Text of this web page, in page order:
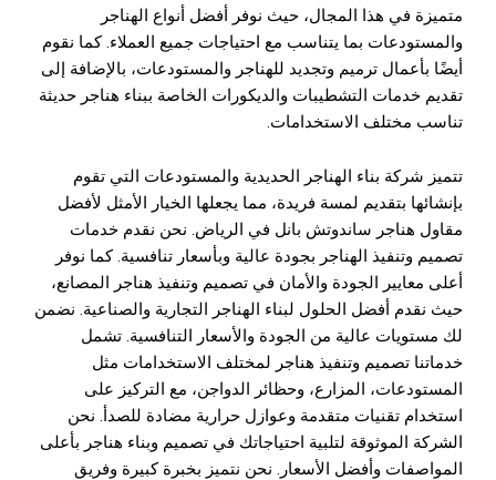
متميزة في هذا المجال، حيث نوفر أفضل أنواع الهناجر
والمستودعات بما يتناسب مع احتياجات جميع العملاء. كما نقوم
أيضًا بأعمال ترميم وتجديد للهناجر والمستودعات، بالإضافة إلى
تقديم خدمات التشطيبات والديكورات الخاصة ببناء هناجر حديثة
تناسب مختلف الاستخدامات.
تتميز شركة بناء الهناجر الحديدية والمستودعات التي تقوم
بإنشائها بتقديم لمسة فريدة، مما يجعلها الخيار الأمثل لأفضل
مقاول هناجر ساندوتش بانل في الرياض. نحن نقدم خدمات
تصميم وتنفيذ الهناجر بجودة عالية وبأسعار تنافسية. كما نوفر
أعلى معايير الجودة والأمان في تصميم وتنفيذ هناجر المصانع،
حيث نقدم أفضل الحلول لبناء الهناجر التجارية والصناعية. نضمن
لك مستويات عالية من الجودة والأسعار التنافسية. تشمل
خدماتنا تصميم وتنفيذ هناجر لمختلف الاستخدامات مثل
المستودعات، المزارع، وحظائر الدواجن، مع التركيز على
استخدام تقنيات متقدمة وعوازل حرارية مضادة للصدأ. نحن
الشركة الموثوقة لتلبية احتياجاتك في تصميم وبناء هناجر بأعلى
المواصفات وأفضل الأسعار. نحن نتميز بخبرة كبيرة وفريق